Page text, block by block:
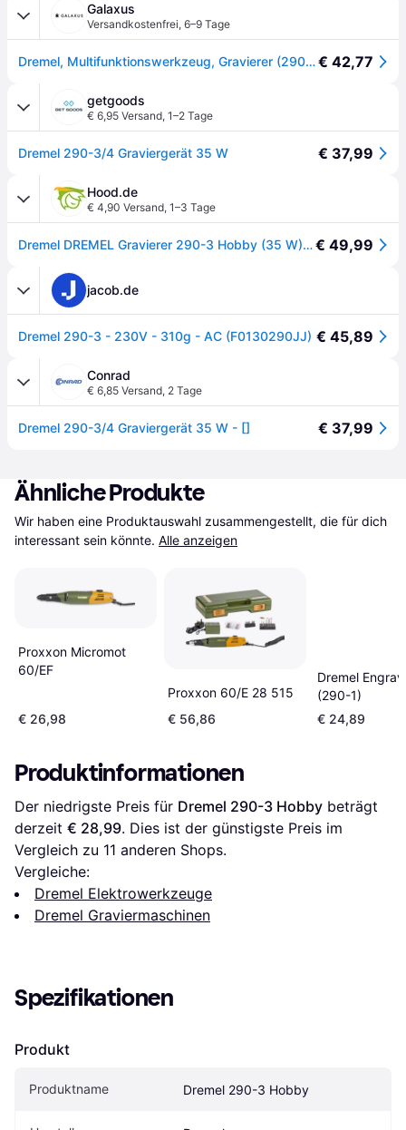
Galaxus
Versandkostenfrei, 6–9 Tage
Dremel, Multifunktionswerkzeug, Gravierer (290-3 Hobby)€ 42,77
getgoods
€ 6,95 Versand, 1–2 Tage
Dremel 290-3/4 Graviergerät 35 W € 37,99
Hood.de
€ 4,90 Versand, 1–3 Tage
Dremel DREMEL Gravierer 290-3 Hobby (35 W) mit 3 Zubehöre, 4 Designschablonen€ 49,99
jacob.de
Dremel 290-3 - 230V - 310g - AC (F0130290JJ) € 45,89
Conrad
€ 6,85 Versand, 2 Tage
Dremel 290-3/4 Graviergerät 35 W - [] € 37,99
Ähnliche Produkte
Wir haben eine Produktauswahl zusammengestellt, die für dich
interessant sein könnte. Alle anzeigen
Proxxon Micromot
60/EF
€ 26,98
Proxxon 60/E 28 515
€ 56,86
Dremel
(290-1)
€ 24,89
Produktinformationen
Der niedrigste Preis für Dremel 290-3 Hobby beträgt
derzeit € 28,99. Dies ist der günstigste Preis im
Vergleich zu 11 anderen Shops.
Vergleiche:
Dremel Elektrowerkzeuge
Dremel Graviermaschinen
Spezifikationen
Produkt
Produktname Dremel 290-3 Hobby